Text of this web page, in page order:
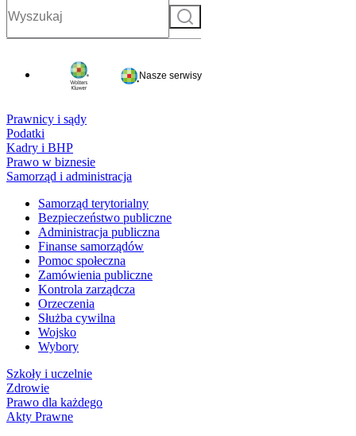
Szukaj
Nasze serwisy
Prawnicy i sądy
Podatki
Kadry i BHP
Prawo w biznesie
Samorząd i administracja
Samorząd terytorialny
Bezpieczeństwo publiczne
Administracja publiczna
Finanse samorządów
Pomoc społeczna
Zamówienia publiczne
Kontrola zarządcza
Orzeczenia
Służba cywilna
Wojsko
Wybory
Szkoły i uczelnie
Zdrowie
Prawo dla każdego
Akty Prawne